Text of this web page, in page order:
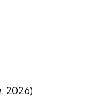
2026)